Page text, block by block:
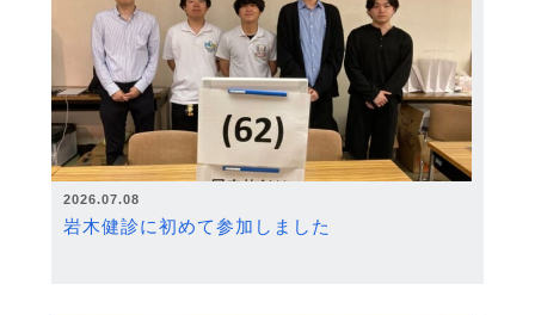
2026.07.08
岩木健診に初めて参加しました